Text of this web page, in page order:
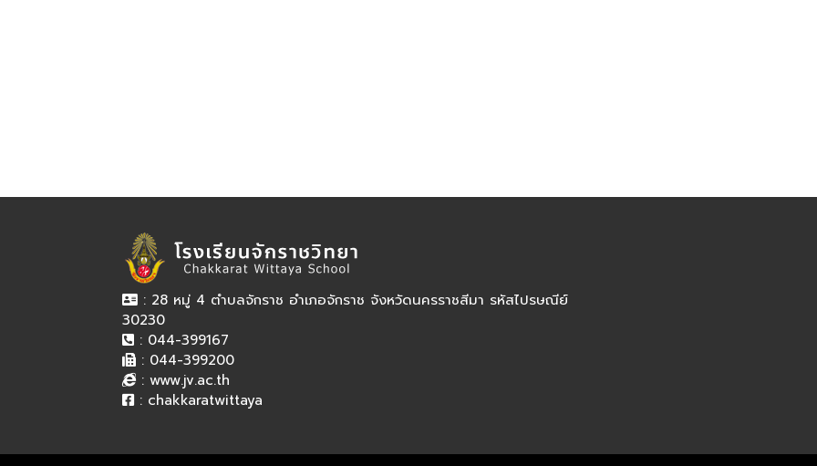
: 28 หมู่ 4 ตำบลจักราช อำเภอจักราช จังหวัดนครราชสีมา รหัสไปรษณีย์
30230
: 044-399167
: 044-399200
: www.jv.ac.th
: chakkaratwittaya